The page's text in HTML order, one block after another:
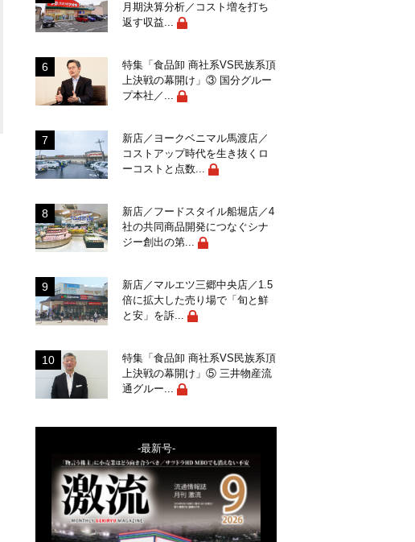
月期決算分析／コスト増を打ち
返す収益...
特集「食品卸 商社系VS民族系頂
上決戦の幕開け」③ 国分グルー
プ本社／...
新店／ヨークベニマル馬渡店／
コストアップ時代を生き抜くロ
ーコストと点数...
新店／フードスタイル船堀店／4
社の共同商品開発につなぐシナ
ジー創出の第...
新店／マルエツ三郷中央店／1.5
倍に拡大した売り場で「旬と鮮
と安」を訴...
特集「食品卸 商社系VS民族系頂
上決戦の幕開け」⑤ 三井物産流
通グルー...
-最新号-